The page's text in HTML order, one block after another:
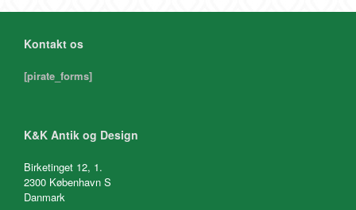
Kontakt os
[pirate_forms]
K&K Antik og Design
Birketinget 12, 1.
2300 København S
Danmark